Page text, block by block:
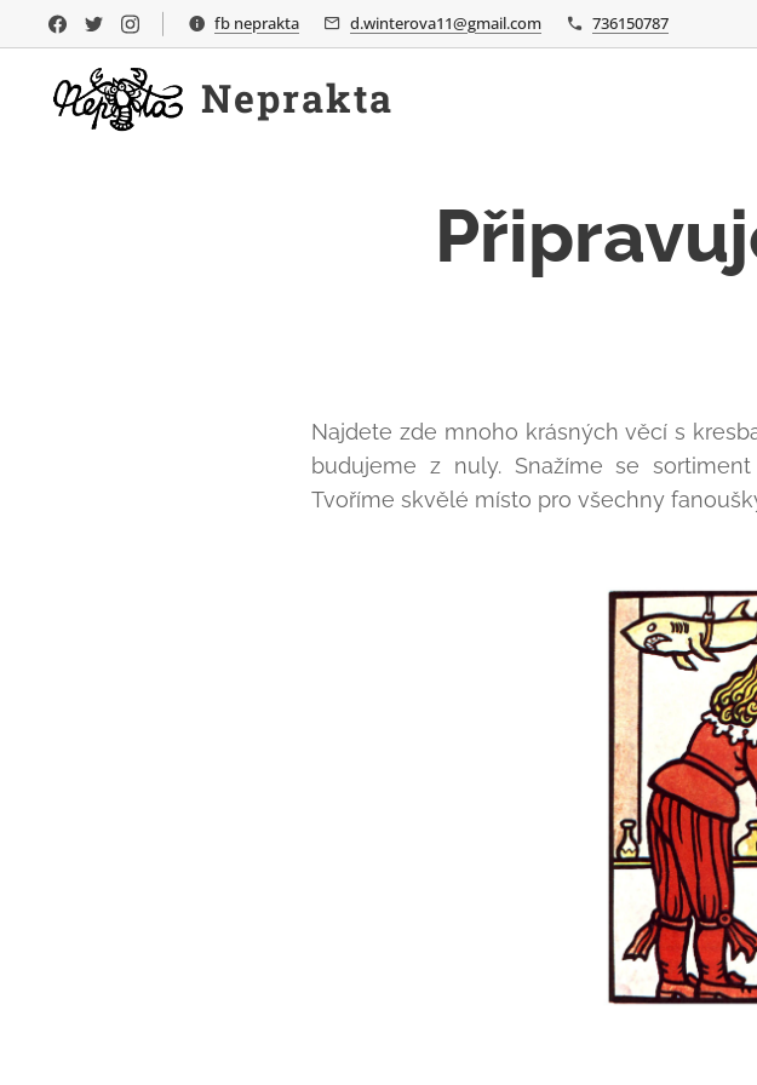
fb neprakta d.winterova11@gmail.com 736150787
Neprakta
Najdete zde mnoho krásných věcí s
budujeme z nuly. Snažíme se
Tvoříme skvělé místo pro všechny